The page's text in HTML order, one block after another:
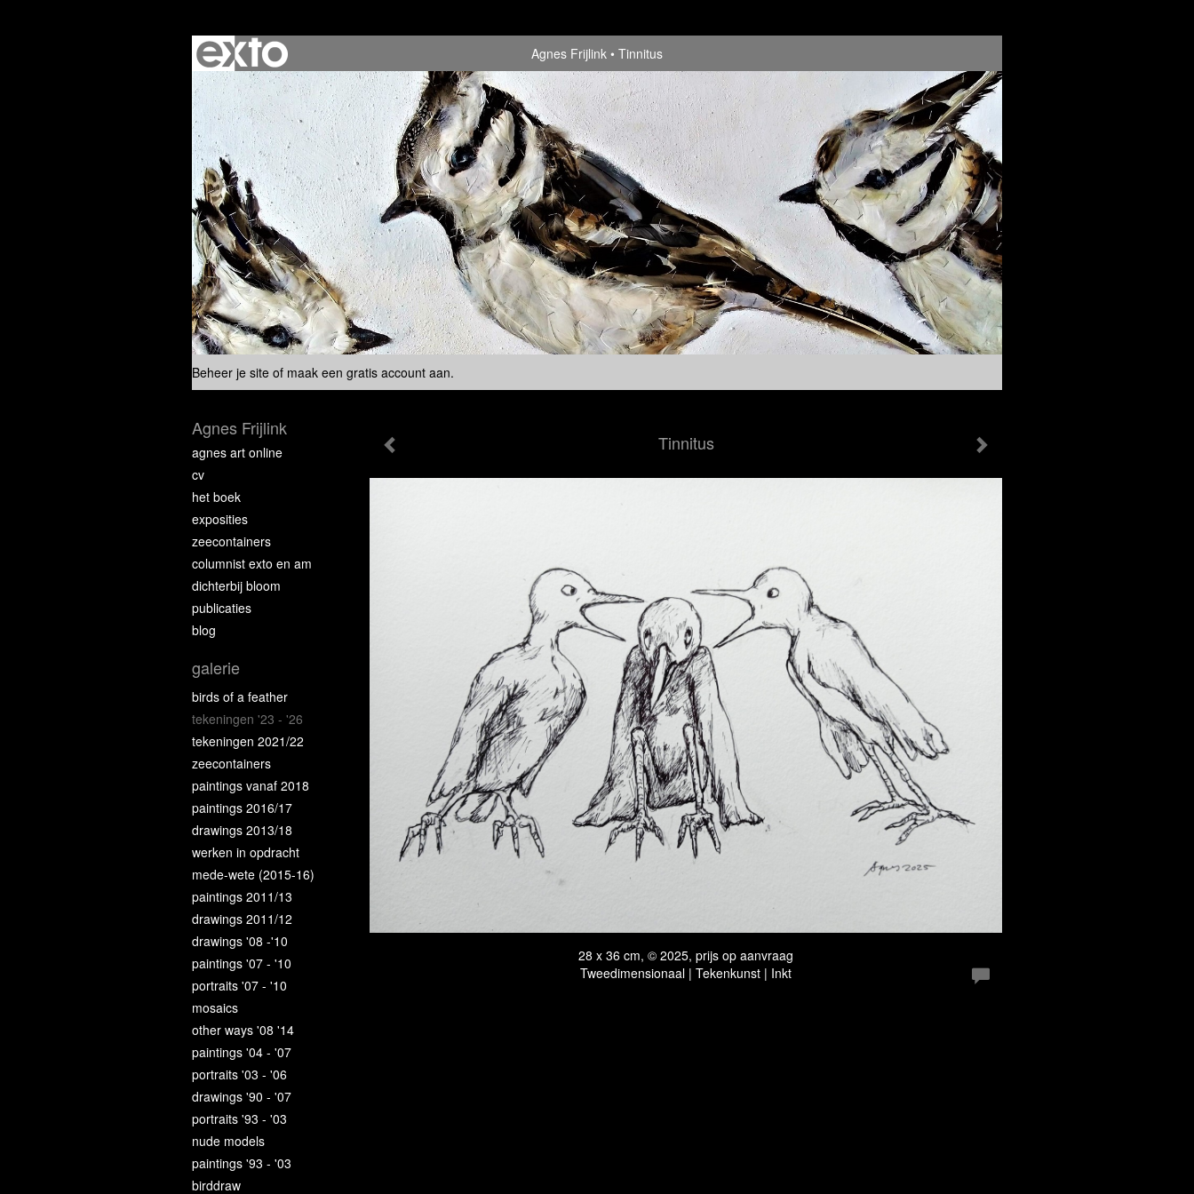
Agnes Frijlink Tinnitus
Beheer je site of maak een gratis account aan.
Tinnitus
28 x 36 cm, © 2025, prijs op aanvraag
Tweedimensionaal | Tekenkunst | Inkt
Agnes Frijlink
agnes art online
cv
het boek
exposities
zeecontainers
columnist exto en am
dichterbij bloom
publicaties
blog
galerie
birds of a feather
tekeningen '23 - '26
tekeningen 2021/22
zeecontainers
paintings vanaf 2018
paintings 2016/17
drawings 2013/18
werken in opdracht
mede-wete (2015-16)
paintings 2011/13
drawings 2011/12
drawings '08 -'10
paintings '07 - '10
portraits '07 - '10
mosaics
other ways '08 '14
paintings '04 - '07
portraits '03 - '06
drawings '90 - '07
portraits '93 - '03
nude models
paintings '93 - '03
birddraw